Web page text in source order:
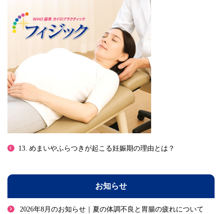
13. めまいやふらつきが起こる妊娠期の理由とは？
お知らせ
2026年8月のお知らせ｜夏の体調不良と胃腸の疲れについて